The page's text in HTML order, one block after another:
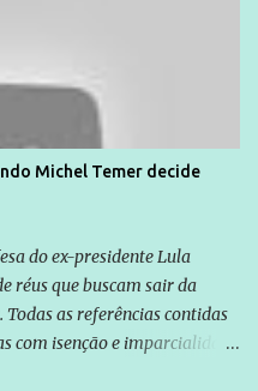
de risco ou têm seus
Internacional cobra do Brasil
Michel Temer decide
do ex-presidente Lula
réus que buscam sair da
as referências contidas
com isenção e imparcialidade